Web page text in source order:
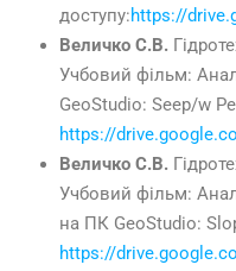
доступу:https://
Величко С.В.
Учбовий фільм:
GeoStudio: Seep/w
https://
Величко С.В.
Учбовий фільм:
на ПК GeoStudio:
https://